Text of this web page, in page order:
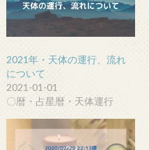
2021年・天体の運行、流れ
について
2021-01-01
〇暦・占星暦・天体運行